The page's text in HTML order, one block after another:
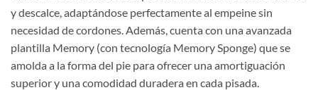
y descalce, adaptándose perfectamente al empeine sin
necesidad de cordones. Además, cuenta con una avanzada
plantilla Memory (con tecnología Memory Sponge) que se
amolda a la forma del pie para ofrecer una amortiguación
superior y una comodidad duradera en cada pisada.